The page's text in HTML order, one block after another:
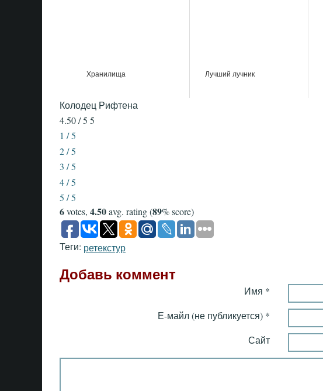
Хранилища Лучший лучник
Колодец Рифтена
4.50 / 5 5
1 / 5
2 / 5
3 / 5
4 / 5
5 / 5
6votes, 4.50avg. rating (89% score)
Теги: ретекстур
Добавь коммент
Имя *
Е-майл (не публикуется) *
Сайт